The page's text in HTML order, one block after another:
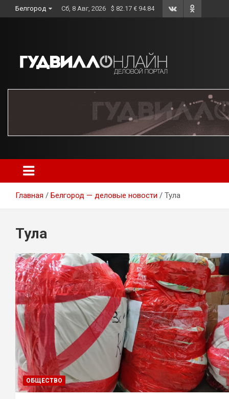
to
Белгород Сб, 8 Авг, 2026 $ 82.17 € 94.84
Главная Белгород — деловые новости Тула
Тула
ОБЩЕСТВО